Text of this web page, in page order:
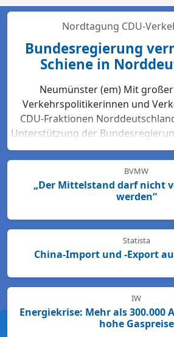
Nordtagung CDU-
Bundesregierung
Schiene in
Neumünster (em) Mit
Verkehrspolitikerinnen und
CDU-Fraktionen
Unterstützung der
Bahn-Netzes. Hartmut Bodeit,
Sprecher der bremischen
betont: „Die neuesten
lassen keinen Zweifel: Das
nirgendwo sonst in
Deutschlandtick...
BVMW
„Der Mittelstand darf nicht
werden“
Statista
China-Import und -Export
IW
Energiekrise: Mehr als 300.000
hohe Gaspreise